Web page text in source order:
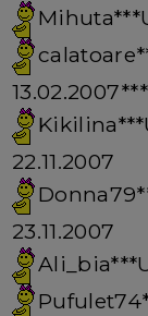
22.11.2007
23.11.2007